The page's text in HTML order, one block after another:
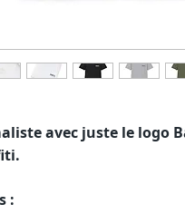
avec juste le logo
: